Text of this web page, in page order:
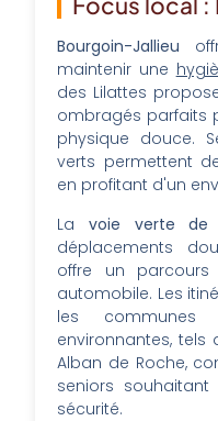
Bourgoin-Jallieu
maintenir une
des Lilattes
ombragés parfaits
physique douce.
verts permettent
en profitant d'un
La voie verte de
déplacements
offre un parcours
automobile. Les
les communes
environnantes, tels
Alban de Roche,
seniors
sécurité.